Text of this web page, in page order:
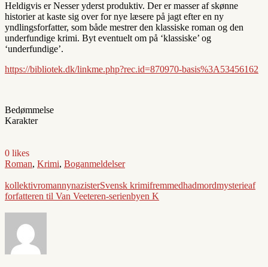
Heldigvis er Nesser yderst produktiv. Der er masser af skønne
historier at kaste sig over for nye læsere på jagt efter en ny
yndlingsforfatter, som både mestrer den klassiske roman og den
underfundige krimi. Byt eventuelt om på ‘klassiske’ og
‘underfundige’.
https://bibliotek.dk/linkme.php?rec.id=870970-basis%3A53456162
Bedømmelse
Karakter
0 likes
Roman, Krimi, Boganmeldelser
kollektivromannynazisterSvensk krimifremmedhadmordmysterieaf
forfatteren til Van Veeteren-serienbyen K